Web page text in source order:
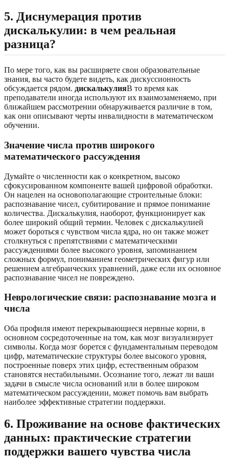
5. Диснумерация против
дискалькулии: в чем реальная
разница?
По мере того, как вы расширяете свои образовательные
знания, вы часто будете видеть, как дискуссионность
обсуждается рядом. дискалькулияВ то время как
преподаватели иногда используют их взаимозаменяемо, при
ближайшем рассмотрении обнаруживается различие в том,
как они описывают черты инвалидности в математическом
обучении.
Значение числа против широкого
математического рассуждения
Думайте о численности как о конкретном, высоко
сфокусированном компоненте вашей цифровой обработки.
Он нацелен на основополагающие строительные блоки:
распознавание чисел, субитирование и прямое понимание
количества. Дискалькулия, наоборот, функционирует как
более широкий общий термин. Человек с дискалькулией
может бороться с чувством числа ядра, но он также может
столкнуться с препятствиями с математическими
рассуждениями более высокого уровня, запоминанием
сложных формул, пониманием геометрических фигур или
решением алгебраических уравнений, даже если их основное
распознавание чисел не повреждено.
Неврологические связи: распознавание мозга и
числа
Оба профиля имеют перекрывающиеся нервные корни, в
основном сосредоточенные на том, как мозг визуализирует
символы. Когда мозг борется с фундаментальным переводом
цифр, математические структуры более высокого уровня,
построенные поверх этих цифр, естественным образом
становятся нестабильными. Осознание того, лежат ли ваши
задачи в смысле числа оснований или в более широком
математическом рассуждении, может помочь вам выбрать
наиболее эффективные стратегии поддержки.
6. Проживание на основе фактических
данных: практические стратегии
поддержки вашего чувства числа